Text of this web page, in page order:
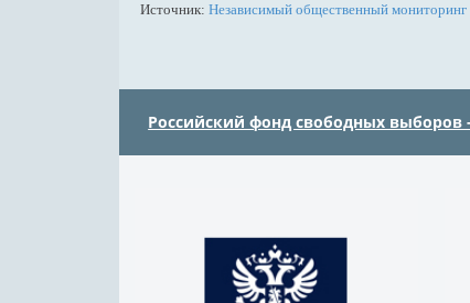
Источник: Независимый общественный мониторинг
Российский фонд свободных выборов